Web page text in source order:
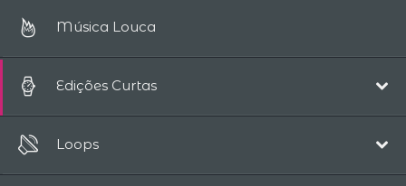
Música Louca
Edições Curtas
Eletrônica
Loops